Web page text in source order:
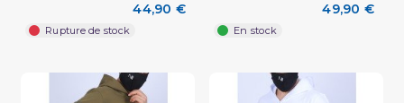
44,90 €
Rupture de stock
49,90 €
En stock